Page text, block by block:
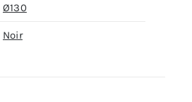
Ø130
Noir